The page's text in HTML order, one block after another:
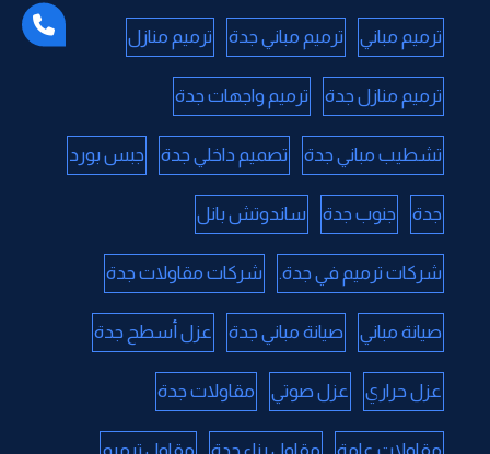
ترميم مباني ترميم مباني جدة ترميم منازل
ترميم منازل جدة ترميم واجهات جدة
تشطيب مباني جدة تصميم داخلي جدة جبس بورد
جدة جنوب جدة ساندوتش بانل
شركات ترميم في جدة. شركات مقاولات جدة
صيانة مباني صيانة مباني جدة عزل أسطح جدة
عزل حراري عزل صوتي مقاولات جدة